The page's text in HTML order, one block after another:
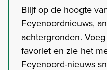
Blijf op de hoogte
Feyenoordnieuws,
achtergronden.
favoriet en zie het
Feyenoord-nieuws